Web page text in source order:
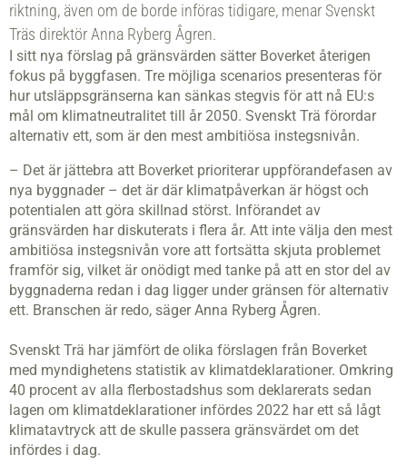
riktning, även om de borde införas tidigare, menar Svenskt
Träs direktör Anna Ryberg Ågren.
I sitt nya förslag på gränsvärden sätter Boverket återigen
fokus på byggfasen. Tre möjliga scenarios presenteras för
hur utsläppsgränserna kan sänkas stegvis för att nå EU:s
mål om klimatneutralitet till år 2050. Svenskt Trä förordar
alternativ ett, som är den mest ambitiösa instegsnivån.
– Det är jättebra att Boverket prioriterar uppförandefasen av
nya byggnader – det är där klimatpåverkan är högst och
potentialen att göra skillnad störst. Införandet av
gränsvärden har diskuterats i flera år. Att inte välja den mest
ambitiösa instegsnivån vore att fortsätta skjuta problemet
framför sig, vilket är onödigt med tanke på att en stor del av
byggnaderna redan i dag ligger under gränsen för alternativ
ett. Branschen är redo, säger Anna Ryberg Ågren.
Svenskt Trä har jämfört de olika förslagen från Boverket
med myndighetens statistik av klimatdeklarationer. Omkring
40 procent av alla flerbostadshus som deklarerats sedan
lagen om klimatdeklarationer infördes 2022 har ett så lågt
klimatavtryck att de skulle passera gränsvärdet om det
infördes i dag.